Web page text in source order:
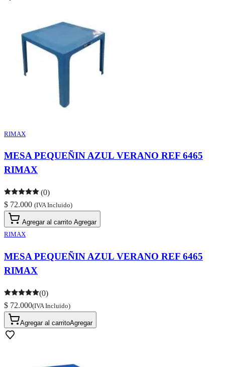
RIMAX
MESA PEQUEÑIN AZUL VERANO REF 6465
RIMAX
(0)
$ 72.000 (IVA Incluido)
Agregar al carrito Agregar
RIMAX
MESA PEQUEÑIN AZUL VERANO REF 6465
RIMAX
(0)
$ 72.000(IVA Incluido)
Agregar al carritoAgregar